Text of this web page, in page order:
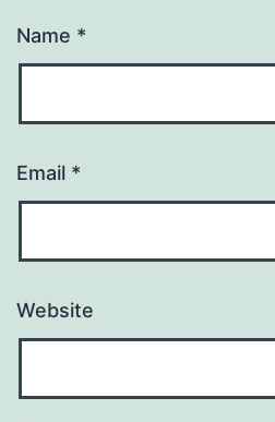
Name *
Email *
Website